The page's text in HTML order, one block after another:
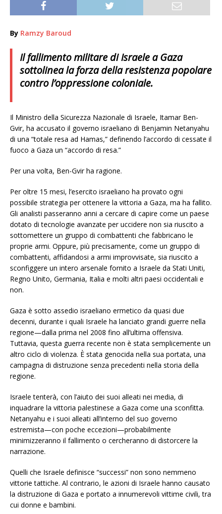
By Ramzy Baroud
Il fallimento militare di Israele a Gaza
sottolinea la forza della resistenza popolare
contro l’oppressione coloniale.
Il Ministro della Sicurezza Nazionale di Israele, Itamar Ben-
Gvir, ha accusato il governo israeliano di Benjamin Netanyahu
di una “totale resa ad Hamas,” definendo l’accordo di cessate il
fuoco a Gaza un “accordo di resa.”
Per una volta, Ben-Gvir ha ragione.
Per oltre 15 mesi, l’esercito israeliano ha provato ogni
possibile strategia per ottenere la vittoria a Gaza, ma ha fallito.
Gli analisti passeranno anni a cercare di capire come un paese
dotato di tecnologie avanzate per uccidere non sia riuscito a
sottomettere un gruppo di combattenti che fabbricano le
proprie armi. Oppure, più precisamente, come un gruppo di
combattenti, affidandosi a armi improvvisate, sia riuscito a
sconfiggere un intero arsenale fornito a Israele da Stati Uniti,
Regno Unito, Germania, Italia e molti altri paesi occidentali e
non.
Gaza è sotto assedio israeliano ermetico da quasi due
decenni, durante i quali Israele ha lanciato grandi guerre nella
regione—dalla prima nel 2008 fino all’ultima offensiva.
Tuttavia, questa guerra recente non è stata semplicemente un
altro ciclo di violenza. È stata genocida nella sua portata, una
campagna di distruzione senza precedenti nella storia della
regione.
Israele tenterà, con l’aiuto dei suoi alleati nei media, di
inquadrare la vittoria palestinese a Gaza come una sconfitta.
Netanyahu e i suoi alleati all’interno del suo governo
estremista—con poche eccezioni—probabilmente
minimizzeranno il fallimento o cercheranno di distorcere la
narrazione.
Quelli che Israele definisce “successi” non sono nemmeno
vittorie tattiche. Al contrario, le azioni di Israele hanno causato
la distruzione di Gaza e portato a innumerevoli vittime civili, tra
cui donne e bambini.